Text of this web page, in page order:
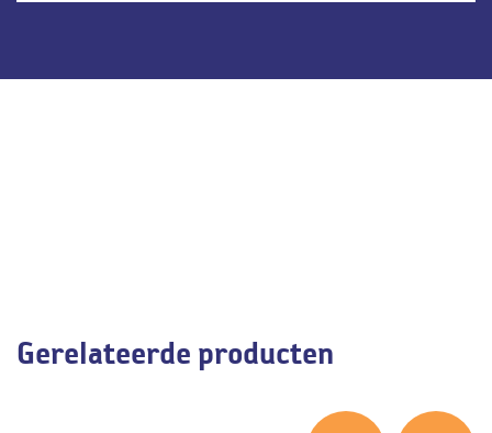
Gerelateerde producten